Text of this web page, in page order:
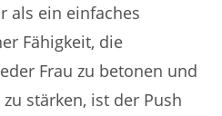
als ein einfaches
Fähigkeit, die
Frau zu betonen und
stärken, ist der Push